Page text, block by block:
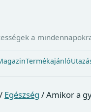
a
Termékajánló
/ Egészség /Amikor a